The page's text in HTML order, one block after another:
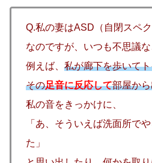
Q.私の妻はASD（自閉スペク
なのですが、いつも不思議な
例えば、 私が廊下を歩いて
その足音に反応して部屋か
私の音をきっかけに、
「あ、そういえば洗面所で
た」